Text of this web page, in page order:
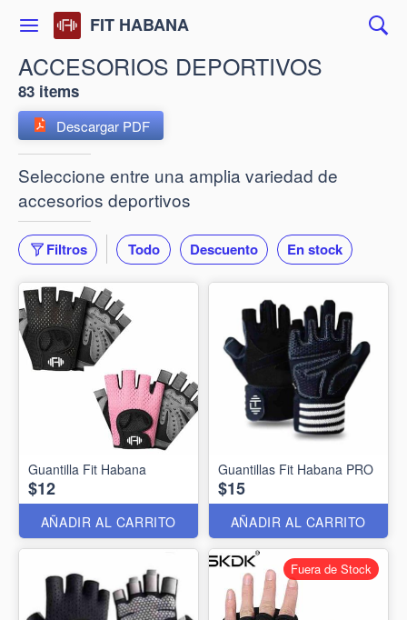
FIT HABANA
ACCESORIOS DEPORTIVOS
83 items
Descargar PDF
Seleccione entre una amplia variedad de
accesorios deportivos
Filtros Todo Descuento En stock
Guantilla Fit Habana
$12
AÑADIR AL CARRITO
Guantillas Fit Habana PRO
$15
AÑADIR AL CARRITO
Fuera de Stock